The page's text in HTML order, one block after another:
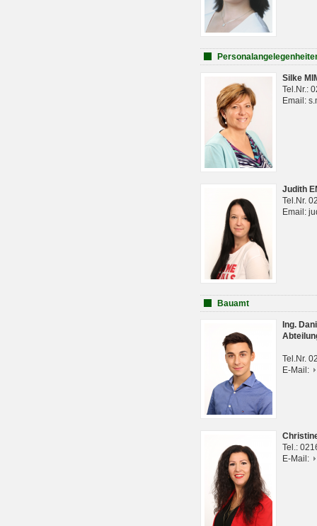
Silke
Tel.Nr.:
Email:
Judith
Tel.Nr.
Email:
Bauamt
Ing.
Tel.Nr.
E-Mail:
Tel.:
E-Mail: